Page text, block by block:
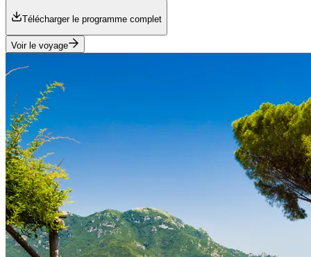
Télécharger le programme complet
Voir le voyage